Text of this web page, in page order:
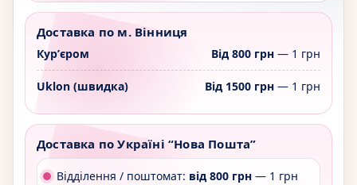
Доставка по м. Вінниця
Курʼєром Від 800 грн— 1 грн
Uklon (швидка) Від 1500 грн— 1 грн
Доставка по Україні “Нова Пошта”
Відділення / поштомат: від 800 грн — 1 грн